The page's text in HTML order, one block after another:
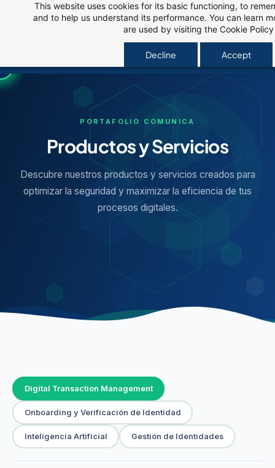
This website uses cookies for its basic functioning, to
and to help us understand its performance. You can learn
are used by visiting the Cookie Policy
Decline Accept
PORTAFOLIO COMUNICA
Productos y Servicios
Descubre nuestros productos y servicios creados para
optimizar la seguridad y maximizar la eficiencia de tus
procesos digitales.
Digital Transaction Management
Onboarding y Verificación de Identidad
Inteligencia Artificial Gestión de Identidades